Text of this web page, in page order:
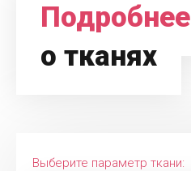
Подробнее
о тканях
Выберите параметр ткани: